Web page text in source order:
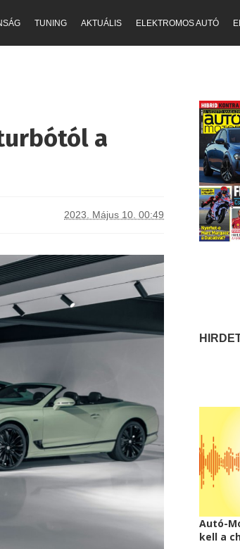
TUNING AKTUÁLIS ELEKTROMOS AUTÓ
a
2023. Május 10. 00:49
Autó-
kell a